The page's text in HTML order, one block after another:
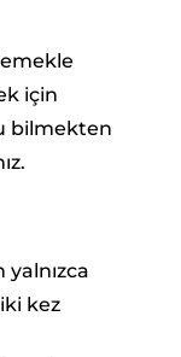
için
bilmekten
yalnızca
kez